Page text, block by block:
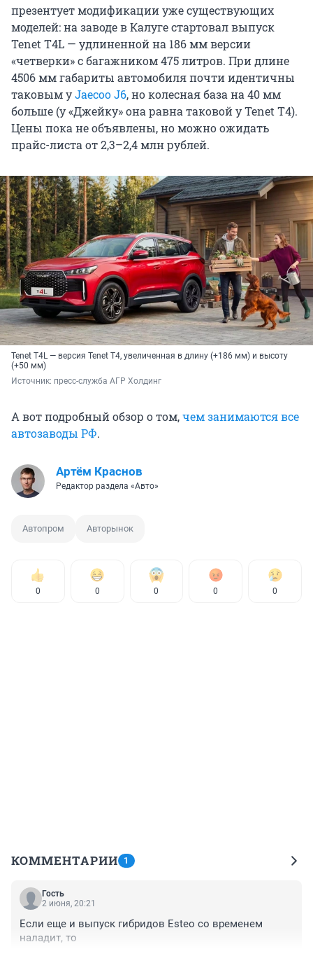
презентует модификации уже существующих
моделей: на заводе в Калуге стартовал выпуск
Tenet T4L — удлиненной на 186 мм версии
«четверки» с багажником 475 литров. При длине
4506 мм габариты автомобиля почти идентичны
таковым уJaecoo J6, но колесная база на 40 мм
больше (у «Джейку» она равна таковой у Tenet T4).
Цены пока не объявлены, но можно ожидать
прайс-листа от 2,3–2,4 млн рублей.
Tenet T4L — версия Tenet T4, увеличенная в длину (+186 мм) и высоту
(+50 мм)
Источник: пресс-служба АГР Холдинг
А вот подробный обзор о том,чем занимаются все
автозаводы РФ.
Артём Краснов
Редактор раздела «Авто»
Автопром Авторынок
0 0 0 0 0
КОММЕНТАРИИ 1
Гость
2 июня, 20:21
Если еще и выпуск гибридов Esteo со временем
наладит, то